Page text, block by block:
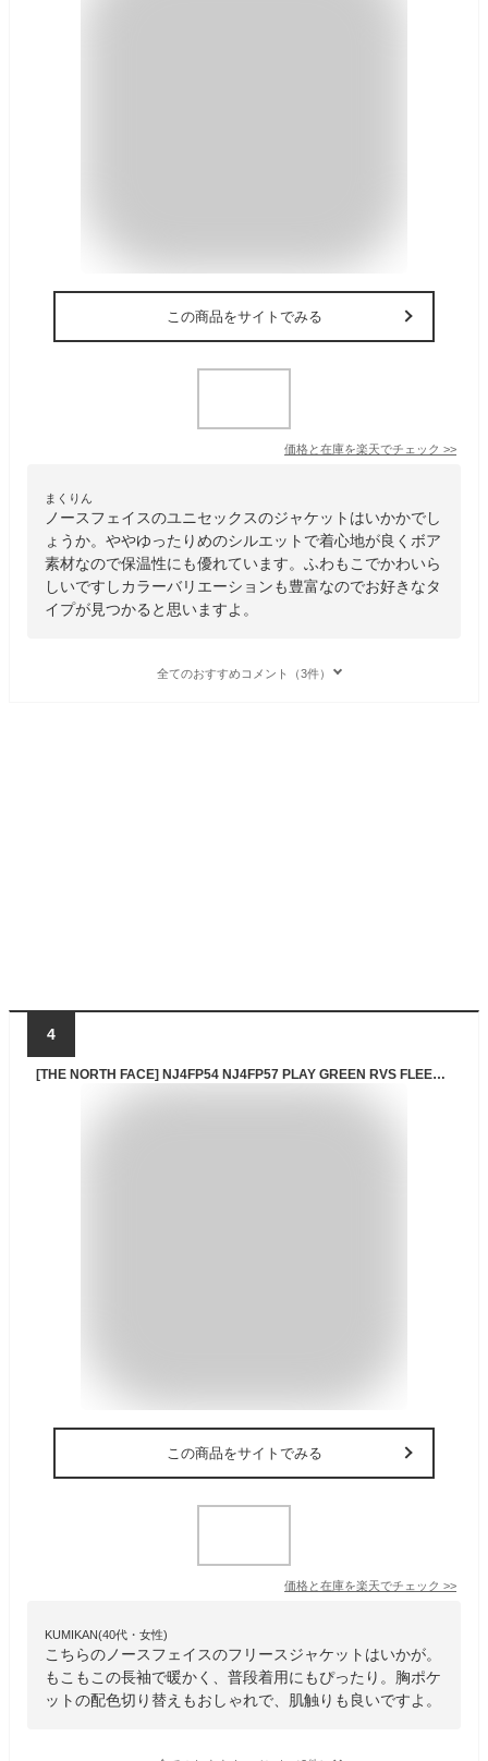
この商品をサイトでみる
価格と在庫を楽天でチェック >>
まくりん
ノースフェイスのユニセックスのジャケットはいかかでし
ょうか。ややゆったりめのシルエットで着心地が良くボア
素材なので保温性にも優れています。ふわもこでかわいら
しいですしカラーバリエーションも豊富なのでお好きなタ
イプが見つかると思いますよ。
全てのおすすめコメント（3件）
4
[THE NORTH FACE] NJ4FP54 NJ4FP57 PLAY GREEN RVS FLEECE 23SS HOODIE フリース ジャケット レディース アウター モコモコ長袖 ファッション コーディ 日常 デイリー メンス レディース 男女共用ボア ボアジャケット
この商品をサイトでみる
価格と在庫を楽天でチェック >>
KUMIKAN(40代・女性)
こちらのノースフェイスのフリースジャケットはいかが。
もこもこの長袖で暖かく、普段着用にもぴったり。胸ポケ
ットの配色切り替えもおしゃれで、肌触りも良いですよ。